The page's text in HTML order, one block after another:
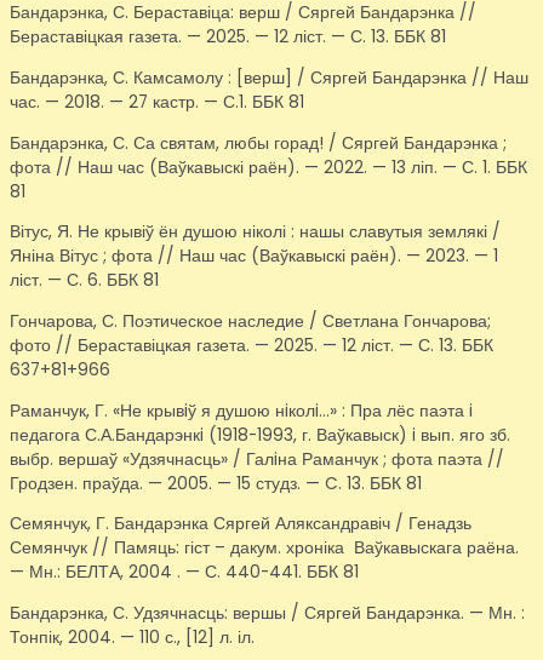
Бандарэнка, С. Бераставіца: верш / Сяргей Бандарэнка //
Бераставіцкая газета. — 2025. — 12 ліст. — С. 13. ББК 81
Бандарэнка, С. Камсамолу : [верш] / Сяргей Бандарэнка // Наш
час. — 2018. — 27 кастр. — С.1. ББК 81
Бандарэнка, С. Са святам, любы горад! / Сяргей Бандарэнка ;
фота // Наш час (Ваўкавыскі раён). — 2022. — 13 ліп. — С. 1. ББК
81
Вітус, Я. Не крывіў ён душою ніколі : нашы славутыя землякі /
Яніна Вітус ; фота // Наш час (Ваўкавыскі раён). — 2023. — 1
ліст. — С. 6. ББК 81
Гончарова, С. Поэтическое наследие / Светлана Гончарова;
фото // Бераставіцкая газета. — 2025. — 12 ліст. — С. 13. ББК
637+81+966
Раманчук, Г. «Не крывiў я душою нiколi…» : Пра лёс паэта i
педагога С.А.Бандарэнкi (1918-1993, г. Ваўкавыск) i вып. яго зб.
выбр. вершаў «Удзячнасць» / Галiна Раманчук ; фота паэта //
Гродзен. праўда. — 2005. — 15 студз. — C. 13. ББК 81
Семянчук, Г. Бандарэнка Сяргей Аляксандравіч / Генадзь
Семянчук // Памяць: гіст – дакум. хроніка Ваўкавыскага раёна.
— Мн.: БЕЛТА, 2004 . — С. 440-441. ББК 81
Бандарэнка, С. Удзячнасць: вершы / Сяргей Бандарэнка. — Мн. :
Тонпік, 2004. — 110 с., [12] л. іл.